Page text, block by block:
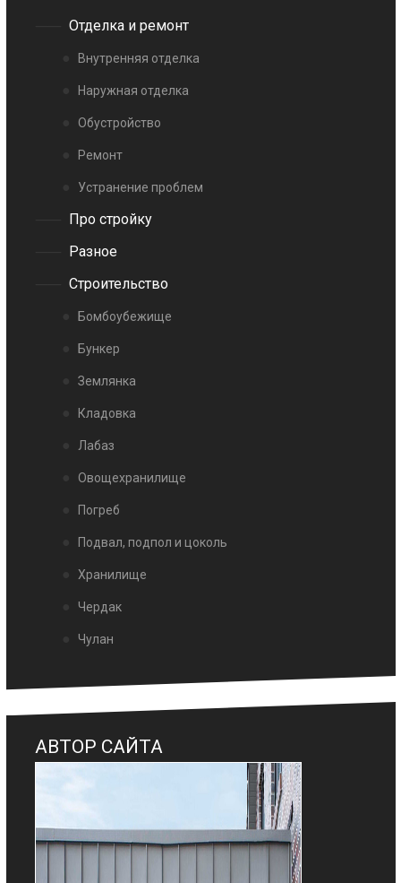
Отделка и ремонт
Внутренняя отделка
Наружная отделка
Обустройство
Ремонт
Устранение проблем
Про стройку
Разное
Строительство
Бомбоубежище
Бункер
Землянка
Кладовка
Лабаз
Овощехранилище
Погреб
Подвал, подпол и цоколь
Хранилище
Чердак
Чулан
АВТОР САЙТА